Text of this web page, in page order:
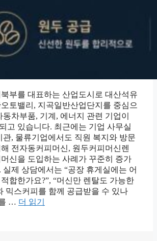
부를 대표하는 산업도시로 대산석유
토밸리, 지곡일반산업단지를 중심으
동차부품, 기계, 에너지 관련 기업이
고 있습니다. 최근에는 기업 사무실
관, 물류기업에서도 직원 복지와 방문
전자동커피머신, 원두커피머신렌
신을 도입하는 사례가 꾸준히 증가
제 상담에서는 “공장 휴게실에는 어
합한가요?”, “머신만 렌탈도 가능한
믹스커피를 함께 공급받을 수 있나
… 더 읽기